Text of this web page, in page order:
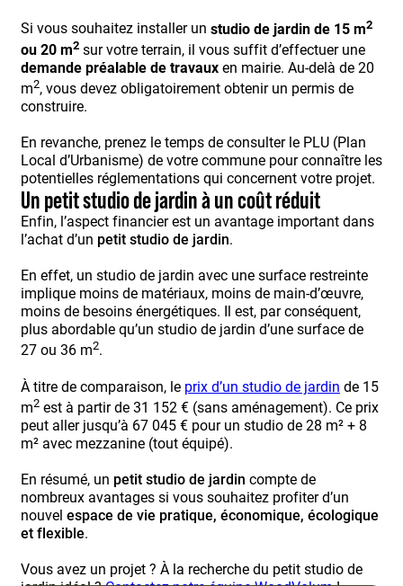
Si vous souhaitez installer un studio de jardin de 15 m2
ou 20 m2 sur votre terrain, il vous suffit d’effectuer une
demande préalable de travauxen mairie. Au-delà de 20
m2, vous devez obligatoirement obtenir un permis de
construire.
En revanche, prenez le temps de consulter le PLU (Plan
Local d’Urbanisme) de votre commune pour connaître les
potentielles réglementations qui concernent votre projet.
Un petit studio de jardin à un coût réduit
Enfin, l’aspect financier est un avantage important dans
l’achat d’un petit studio de jardin.
En effet, un studio de jardin avec une surface restreinte
implique moins de matériaux, moins de main-d’œuvre,
moins de besoins énergétiques. Il est, par conséquent,
plus abordable qu’un studio de jardin d’une surface de
27 ou 36 m2.
À titre de comparaison, le prix d’un studio de jardin de 15
m2 est à partir de 31 152 € (sans aménagement). Ce prix
peut aller jusqu’à 67 045 € pour un studio de 28 m² + 8
m² avec mezzanine (tout équipé).
En résumé, un petit studio de jardin compte de
nombreux avantages si vous souhaitez profiter d’un
nouvel espace de vie pratique, économique, écologique
et flexible.
Vous avez un projet ? À la recherche du petit studio de